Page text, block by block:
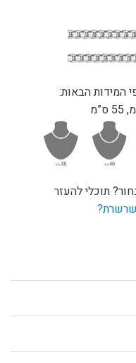
המידות הבאות:
תוכלי להעזר